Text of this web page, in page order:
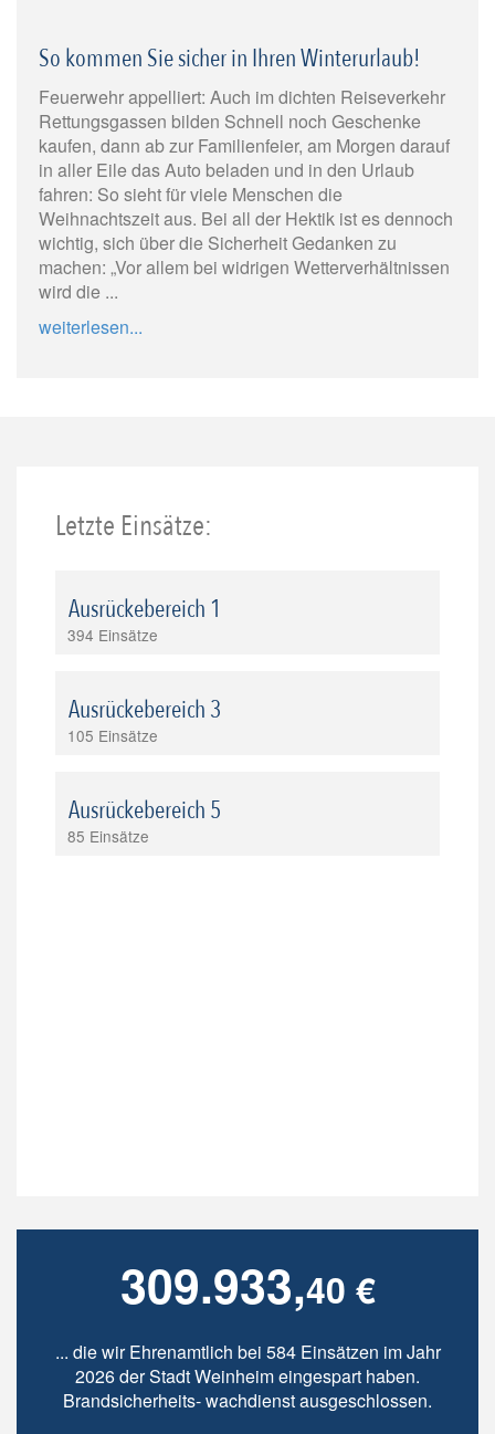
So kommen Sie sicher in Ihren Winterurlaub!
Feuerwehr appelliert: Auch im dichten Reiseverkehr
Rettungsgassen bilden Schnell noch Geschenke
kaufen, dann ab zur Familienfeier, am Morgen darauf
in aller Eile das Auto beladen und in den Urlaub
fahren: So sieht für viele Menschen die
Weihnachtszeit aus. Bei all der Hektik ist es dennoch
wichtig, sich über die Sicherheit Gedanken zu
machen: „Vor allem bei widrigen Wetterverhältnissen
wird die ...
weiterlesen...
Letzte Einsätze:
Ausrückebereich 1
394 Einsätze
Ausrückebereich 3
105 Einsätze
Ausrückebereich 5
85 Einsätze
309.933,40 €
... die wir Ehrenamtlich bei 584 Einsätzen im Jahr
2026 der Stadt Weinheim eingespart haben.
Brandsicherheits- wachdienst ausgeschlossen.